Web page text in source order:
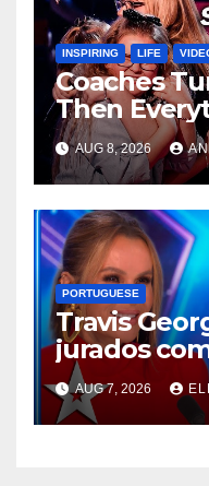
INSPIRING LIFE
Coaches
Then
AUG 8, 2026
PORTUGUESE
Travis
jurados
AUG 7, 2026